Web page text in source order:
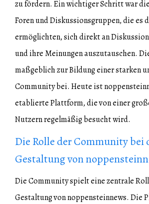
zu fördern. Ein wichtiger Schritt war
Foren und Diskussionsgruppen, die es
ermöglichten, sich direkt an
und ihre Meinungen auszutauschen.
maßgeblich zur Bildung einer starken
Community bei. Heute ist
etablierte Plattform, die von einer
Nutzern regelmäßig besucht wird.
Die Rolle der Community bei
Gestaltung von
Die Community spielt eine zentrale
Gestaltung von noppensteinnews. Die